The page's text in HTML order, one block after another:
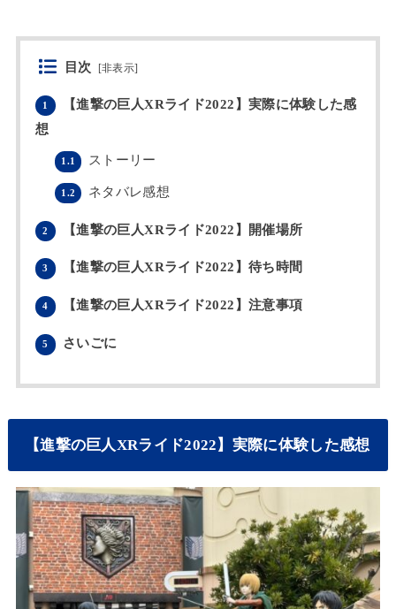
目次 [非表示]
1
【進撃の巨人XRライド2022】実際に体験した感
想
1.1 ストーリー
1.2 ネタバレ感想
2 【進撃の巨人XRライド2022】開催場所
3 【進撃の巨人XRライド2022】待ち時間
4 【進撃の巨人XRライド2022】注意事項
5 さいごに
【進撃の巨人XRライド2022】実際に体験した感想